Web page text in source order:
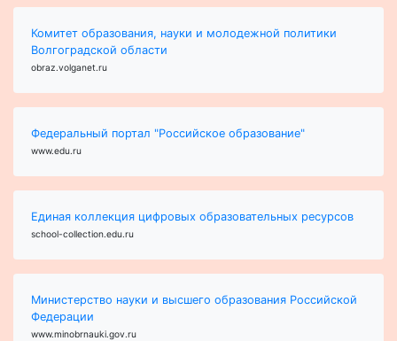
Комитет образования, науки и молодежной политики
Волгоградской области
obraz.volganet.ru
Федеральный портал "Российское образование"
www.edu.ru
Единая коллекция цифровых образовательных ресурсов
school-collection.edu.ru
Министерство науки и высшего образования Российской
Федерации
www.minobrnauki.gov.ru